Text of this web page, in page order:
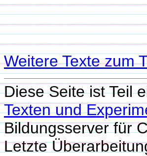
Weitere Texte zum
Diese Seite ist Teil
Texten und
Bildungsserver für
Letzte